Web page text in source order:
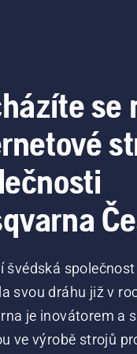
se
švédská
svou dráhu již v
je inovátorem a
ve výrobě strojů